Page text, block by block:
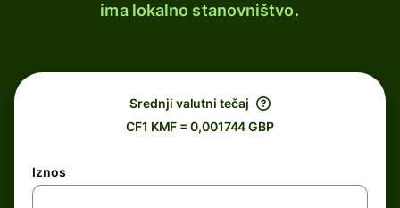
ima lokalno stanovništvo.
Srednji valutni tečaj
CF1 KMF = 0,001744 GBP
Iznos